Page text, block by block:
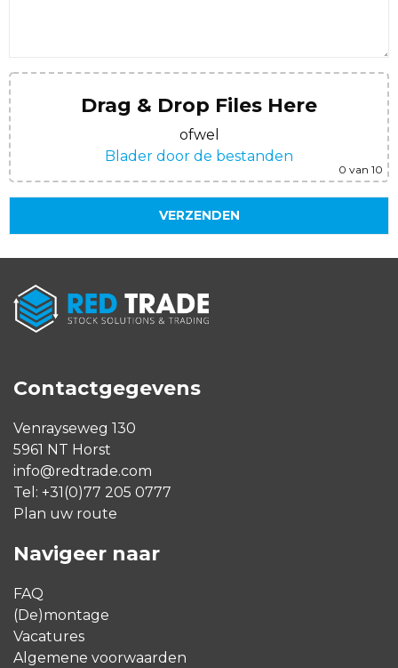
Drag & Drop Files Here
ofwel
Blader door de bestanden
0 van 10
Alternative:
Contactgegevens
Venrayseweg 130
5961 NT Horst
info@redtrade.com
Tel: +31(0)77 205 0777
Plan uw route
Navigeer naar
FAQ
(De)montage
Vacatures
Algemene voorwaarden